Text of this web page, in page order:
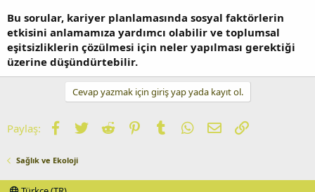
Bu sorular, kariyer planlamasında sosyal faktörlerin
etkisini anlamamıza yardımcı olabilir ve toplumsal
eşitsizliklerin çözülmesi için neler yapılması gerektiği
üzerine düşündürtebilir.
Cevap yazmak için giriş yap yada kayıt ol.
Paylaş: Facebook
TwitterReddit PinterestTumblrWhatsApp
E-postaLink
Sağlık ve Ekoloji